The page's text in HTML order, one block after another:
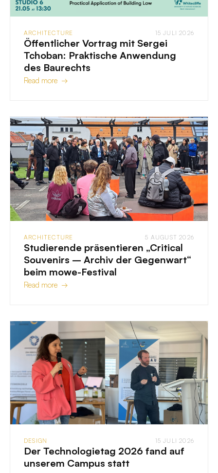
ARCHITECTURE 15 JULI 2026
Öffentlicher Vortrag mit Sergei
Tchoban: Praktische Anwendung
des Baurechts
Read more →
ARCHITECTURE 5 AUGUST 2026
Studierende präsentieren „Critical
Souvenirs – Archiv der Gegenwart“
beim mowe-Festival
Read more →
DESIGN 15 JULI 2026
Der Technologietag 2026 fand auf
unserem Campus statt